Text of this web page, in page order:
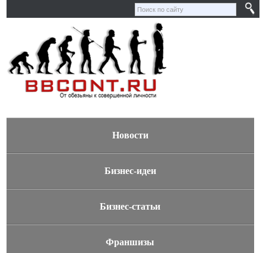
Новости
Бизнес-идеи
Бизнес-статьи
Франшизы